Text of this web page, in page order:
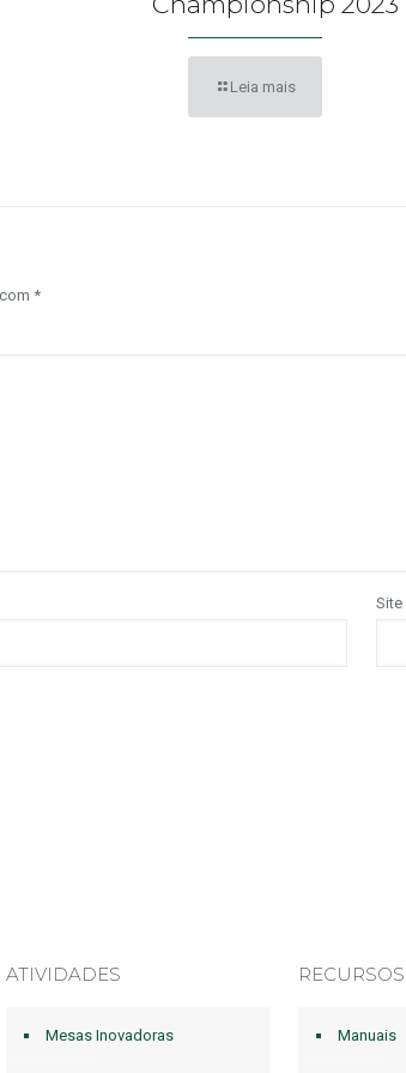
Leia mais
*
Site
ATIVIDADES
Mesas Inovadoras
RECURSOS
Manuais